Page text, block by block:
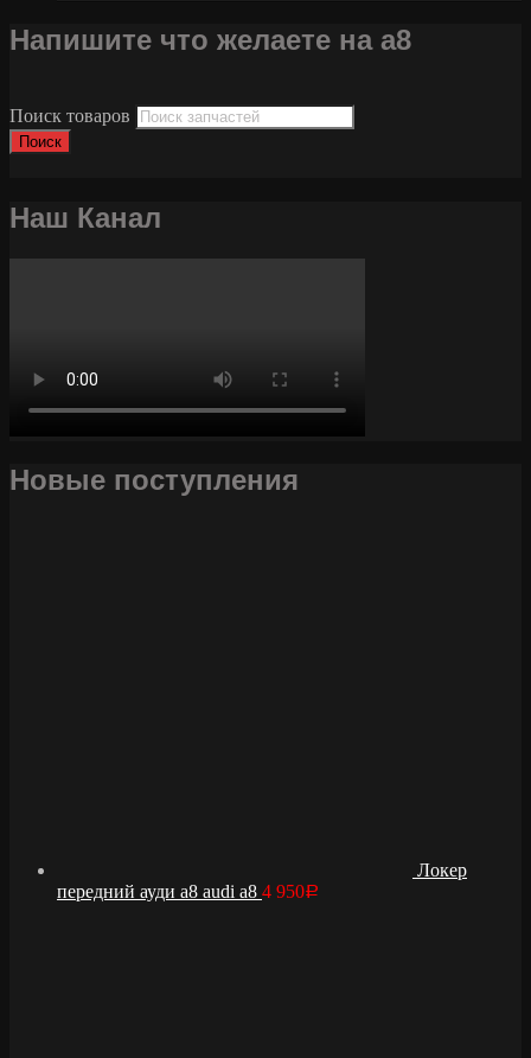
Напишите что желаете на а8
Поиск товаров
Поиск
Наш Канал
Новые поступления
Локер
передний ауди а8 audi a8 4 950Р